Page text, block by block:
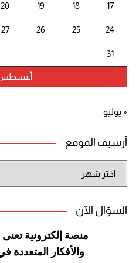
أغسطس
17
18
19
20
24
25
26
27
31
« يوليو
أرشيف الموقع
الموقع
السؤال الآن
منصة إلكترونية تعنى
والأفكار المتعددة